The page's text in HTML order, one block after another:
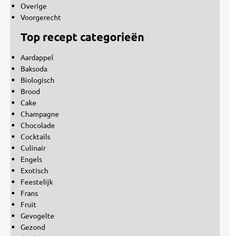
Overige
Voorgerecht
Top recept categorieën
Aardappel
Baksoda
Biologisch
Brood
Cake
Champagne
Chocolade
Cocktails
Culinair
Engels
Exotisch
Feestelijk
Frans
Fruit
Gevogelte
Gezond